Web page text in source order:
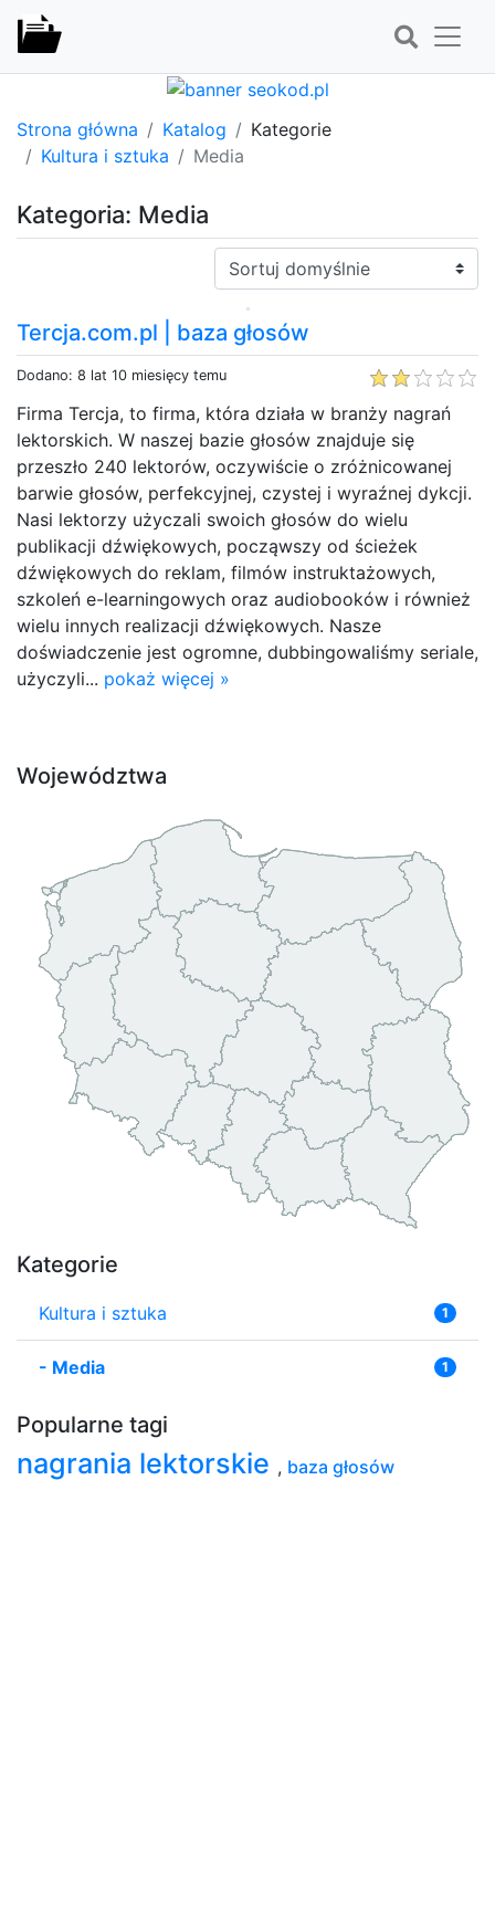
Strona główna Katalog
Kategorie
Kultura i sztuka
Media
Kategoria: Media
Sortuj:
Tercja.com.pl | baza głosów
Dodano: 8 lat 10 miesięcy temu
Firma Tercja, to firma, która działa w branży nagrań
lektorskich. W naszej bazie głosów znajduje się
przeszło 240 lektorów, oczywiście o zróżnicowanej
barwie głosów, perfekcyjnej, czystej i wyraźnej dykcji.
Nasi lektorzy użyczali swoich głosów do wielu
publikacji dźwiękowych, począwszy od ścieżek
dźwiękowych do reklam, filmów instruktażowych,
szkoleń e-learningowych oraz audiobooków i również
wielu innych realizacji dźwiękowych. Nasze
doświadczenie jest ogromne, dubbingowaliśmy seriale,
użyczyli... pokaż więcej »
Województwa
Kategorie
Kultura i sztuka 1
- Media 1
Popularne tagi
nagrania lektorskie , baza głosów